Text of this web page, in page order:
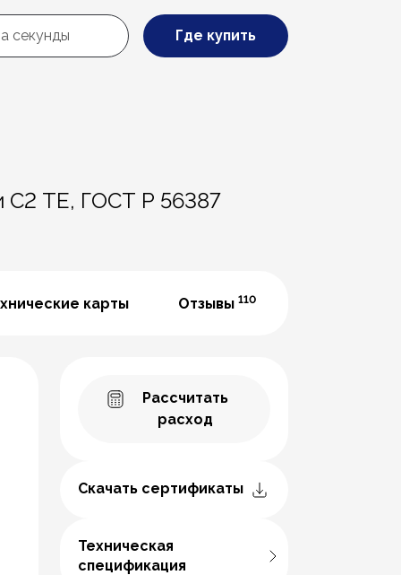
Где купить
С2 ТЕ, ГОСТ Р 56387
карты Отзывы110
Рассчитать
расход
Скачать сертификаты
Техническая
спецификация